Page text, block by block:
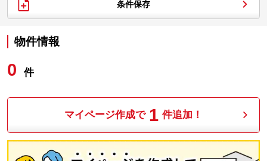
条件保存
物件情報
0 件
マイページ作成で 1 件追加！